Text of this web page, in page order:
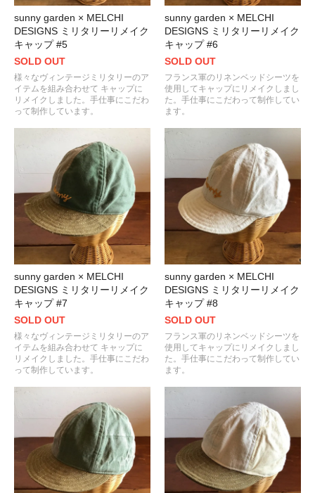
sunny garden × MELCHI
DESIGNS ミリタリーリメイク
キャップ #5
SOLD OUT
様々なヴィンテージミリタリーのア
イテムを組み合わせて キャップに
リメイクしました。手仕事にこだわ
って制作しています。
sunny garden × MELCHI
DESIGNS ミリタリーリメイク
キャップ #6
SOLD OUT
フランス軍のリネンベッドシーツを
使用してキャップにリメイクしまし
た。手仕事にこだわって制作してい
ます。
sunny garden × MELCHI
DESIGNS ミリタリーリメイク
キャップ #7
SOLD OUT
様々なヴィンテージミリタリーのア
イテムを組み合わせて キャップに
リメイクしました。手仕事にこだわ
って制作しています。
sunny garden × MELCHI
DESIGNS ミリタリーリメイク
キャップ #8
SOLD OUT
フランス軍のリネンベッドシーツを
使用してキャップにリメイクしまし
た。手仕事にこだわって制作してい
ます。